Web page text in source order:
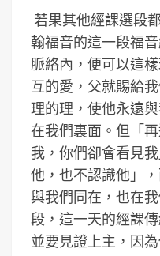
若果其他經課選段
翰福音的這一段福
脈絡內，便可以這
互的愛，父就賜給
理的理，使他永遠
在我們裏面。但「
我，你們卻會看見
他，也不認識他」
與我們同在，也在
段，這一天的經課
並要見證上主，因